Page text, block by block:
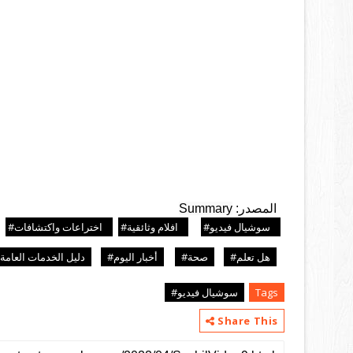
المصدر: Summary
سوشيال فيديو# افلام وثائقية# اختراعات واكتشافات#
هل تعلم# صحة# أخبار اليوم# دليل الخدمات
Tags
سوشيال فيديو#
Share This